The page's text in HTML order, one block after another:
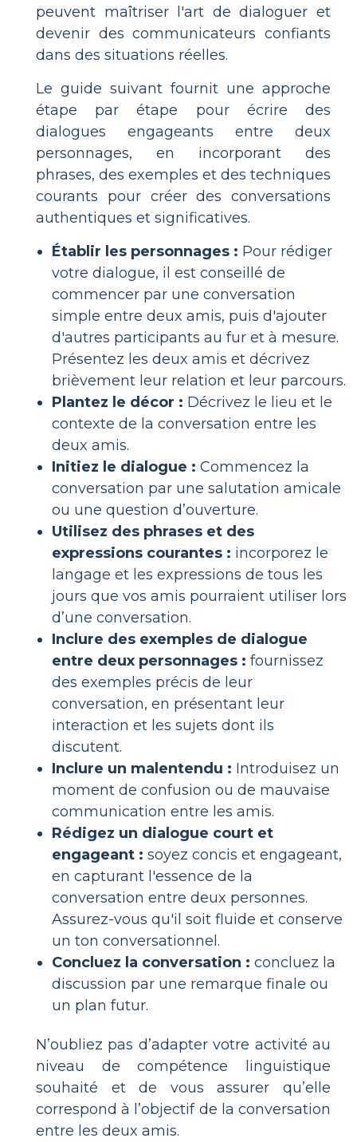
peuvent maîtriser l'art de dialoguer et
devenir des communicateurs confiants
dans des situations réelles.
Le guide suivant fournit une approche
étape par étape pour écrire des
dialogues engageants entre deux
personnages, en incorporant des
phrases, des exemples et des techniques
courants pour créer des conversations
authentiques et significatives.
Établir les personnages : Pour rédiger
votre dialogue, il est conseillé de
commencer par une conversation
simple entre deux amis, puis d'ajouter
d'autres participants au fur et à mesure.
Présentez les deux amis et décrivez
brièvement leur relation et leur parcours.
Plantez le décor : Décrivez le lieu et le
contexte de la conversation entre les
deux amis.
Initiez le dialogue : Commencez la
conversation par une salutation amicale
ou une question d’ouverture.
Utilisez des phrases et des
expressions courantes : incorporez le
langage et les expressions de tous les
jours que vos amis pourraient utiliser lors
d’une conversation.
Inclure des exemples de dialogue
entre deux personnages : fournissez
des exemples précis de leur
conversation, en présentant leur
interaction et les sujets dont ils
discutent.
Inclure un malentendu : Introduisez un
moment de confusion ou de mauvaise
communication entre les amis.
Rédigez un dialogue court et
engageant : soyez concis et engageant,
en capturant l'essence de la
conversation entre deux personnes.
Assurez-vous qu'il soit fluide et conserve
un ton conversationnel.
Concluez la conversation : concluez la
discussion par une remarque finale ou
un plan futur.
N’oubliez pas d’adapter votre activité au
niveau de compétence linguistique
souhaité et de vous assurer qu’elle
correspond à l’objectif de la conversation
entre les deux amis.